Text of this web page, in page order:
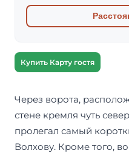
Купить Карту гостя
Через ворота,
стене кремля чуть
пролегал самый
Волхову. Кроме того,